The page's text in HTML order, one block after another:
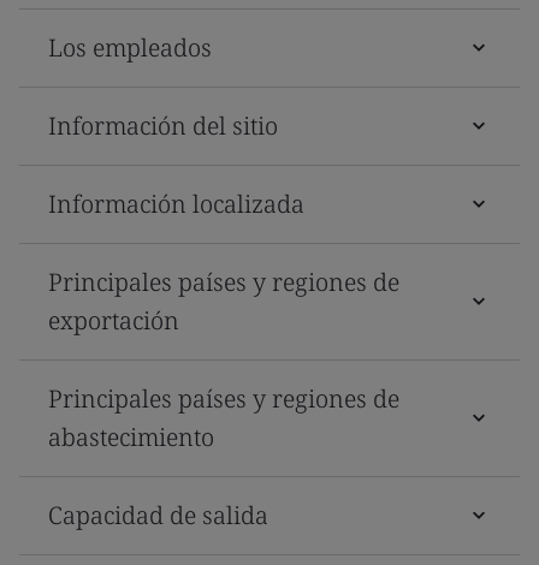
Los empleados
Información del sitio
Información localizada
Principales países y regiones de
exportación
Principales países y regiones de
abastecimiento
Capacidad de salida